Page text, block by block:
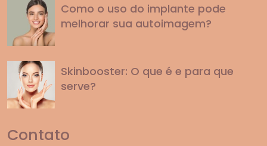
Como o uso do implante pode
melhorar sua autoimagem?
Skinbooster: O que é e para que
serve?
Contato